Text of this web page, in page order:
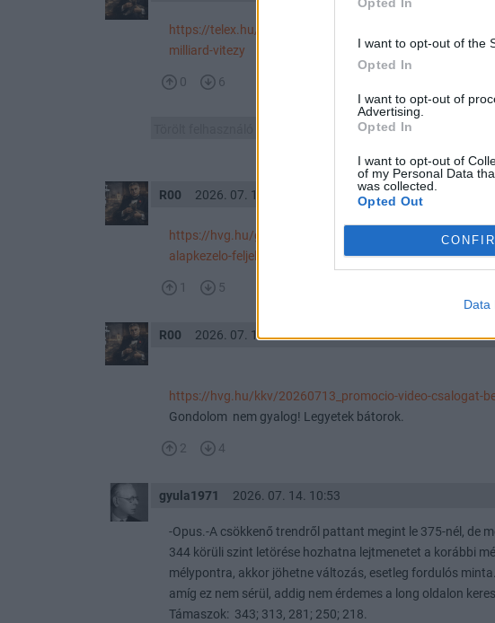
I want to opt-out of the
Opted In
I want to opt-out of
Advertising.
Opted In
I want to opt-out of
of my Personal Data
was collected.
Opted Out
Data
https://telex.hu/g7/kozelet/2026/07/27/m86-m87-
milliard-vitezy
0 6
2026. 07. 21. 20:06
R00 2026. 07. 16. 13:18
https://hvg.hu/gazdasag/20260716_transparency-
alapkezelo-feljelentes-hutlen-kezeles
1 5
R00 2026. 07. 14. 11:09
https://hvg.hu/kkv/20260713_promocio-video-csalogat-
Gondolom nem gyalog! Legyetek bátorok.
2 4
gyula1971 2026. 07. 14. 10:53
-Opus.-A csökkenő trendről pattant megint le 375-nél, de
344 körüli szint letörése hozhatna lejtmenetet a korábbi
mélypontra, akkor jöhetne változás, esetleg fordulós
amíg ez nem sérül, addig nem érdemes a long oldalon
Támaszok: 343; 313, 281; 250; 218.